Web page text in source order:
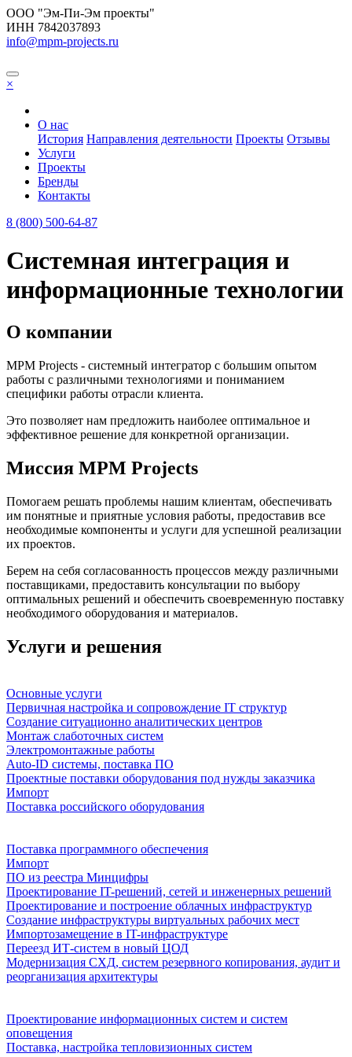
ООО "Эм-Пи-Эм проекты"
ИНН 7842037893
info@mpm-projects.ru
×
О нас
История Направления деятельности Проекты Отзывы
Услуги
Проекты
Бренды
Контакты
8 (800) 500-64-87
Системная интеграция и
информационные технологии
О компании
MPM Projects - системный интегратор с большим опытом
работы с различными технологиями и пониманием
специфики работы отрасли клиента.
Это позволяет нам предложить наиболее оптимальное и
эффективное решение для конкретной организации.
Миссия MPM Projects
Помогаем решать проблемы нашим клиентам, обеспечивать
им понятные и приятные условия работы, предоставив все
необходимые компоненты и услуги для успешной реализации
их проектов.
Берем на себя согласованность процессов между различными
поставщиками, предоставить консультации по выбору
оптимальных решений и обеспечить своевременную поставку
необходимого оборудования и материалов.
Услуги и решения
Основные услуги
Первичная настройка и сопровождение IT структур
Создание ситуационно аналитических центров
Монтаж слаботочных систем
Электромонтажные работы
Auto-ID системы, поставка ПО
Проектные поставки оборудования под нужды заказчика
Импорт
Поставка российского оборудования
Поставка программного обеспечения
Импорт
ПО из реестра Минцифры
Проектирование IT-решений, сетей и инженерных решений
Проектирование и построение облачных инфраструктур
Создание инфраструктуры виртуальных рабочих мест
Импортозамещение в IT-инфраструктуре
Переезд ИТ-систем в новый ЦОД
Модернизация СХД, систем резервного копирования, аудит и
реорганизация архитектуры
Проектирование информационных систем и систем
оповещения
Поставка, настройка тепловизионных систем